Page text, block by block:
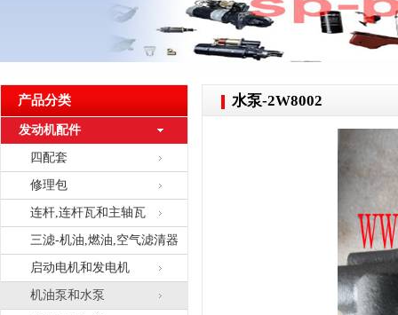
产品分类
发动机配件
四配套
修理包
连杆,连杆瓦和主轴瓦
三滤-机油,燃油,空气滤清器
启动电机和发电机
机油泵和水泵
水泵-2W8002